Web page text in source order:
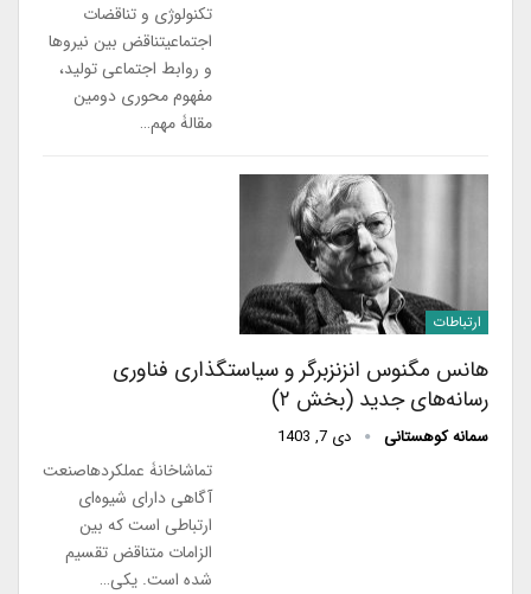
تکنولوژی و تناقضات
اجتماعیتناقض بین نیروها
و روابط اجتماعی تولید،
مفهوم محوری دومین
مقالۀ مهم…
ارتباطات
هانس مگنوس انزنزبرگر و سیاستگذاری فناوری
رسانه‌های جدید (بخش ۲)
سمانه کوهستانی دی 7, 1403
تماشاخانۀ عملکردهاصنعت
آگاهی دارای شیوه‌ای
ارتباطی است که بین
الزامات متناقض تقسیم
شده است. یکی…